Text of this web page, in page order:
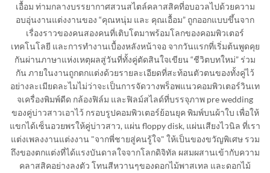
เอื้อม ท่ามกลางบรรยากาศสวนสไตล์คลาสสิคที่อบอวลไปด้วยความ
อบอุ่นงานแต่งงานของ “คุณหนุ่ม และ คุณเอื้อม” ถูกออกแบบขึ้นจาก
เรื่องราวของคนสองคนที่เติบโตมาพร้อมโลกของคอมพิวเตอร์
เทคโนโลยี และการทำงานเบื้องหลังหน้าจอ จากวันแรกที่เริ่มต้นพูดคุย
กันผ่านภาษาแห่งเหตุผลสู่วันที่ทั้งคู่ตัดสินใจเขียน “ชีวิตบทใหม่” ร่วม
กัน ภายในงานถูกตกแต่งด้วยรายละเอียดที่สะท้อนตัวตนของทั้งคู่ไว้
อย่างละเมียดละไมไม่ว่าจะเป็นการจัดวางพร็อพแนวคอมพิวเตอร์วินเท
จเครื่องพิมพ์ดีด กล้องฟิล์ม และฟิลม์สไลด์ที่บรรจุภาพ pre wedding
ของคู่บ่าวสาวเอาไว้ กรอบรูปคอมพิวเตอร์ย้อนยุค พิมพ์บนผ้าใบ เพื่อให้
แขกได้เซ็นอวยพรให้คู่บ่าวสาว, แผ่น floppy disk, แผ่นเสียงไวนิล ที่เรา
แต่งเพลงงานแต่งงาน "จากพี่ชายสู่คนรู้ใจ" ให้เป็นของขวัญพิเศษ รวม
ถึงของตกแต่งที่ได้แรงบันดาลใจจากโลกดิจิทัล ผสมผสานเข้ากับความ
คลาสสิคอย่างลงตัว โทนสีหวานๆของดอกไม้พาสเทล และดอกไม้